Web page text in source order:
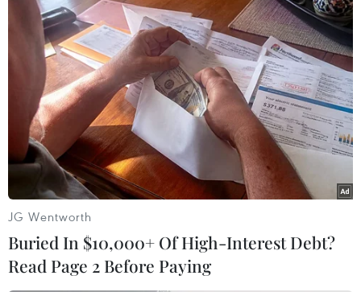
TIN CÙNG CHUYÊN MỤC
Dắt chó đi dạo không đúng quy
định, bị phạt đến 2 triệu đồng?
08/08/2026 04:16
Thổ Nhĩ Kỳ tăng cường truy quét IS,
bắt giữ hơn 100 nghi phạm
JG Wentworth
Buried In $10,000+ Of High-Interest Debt?
Read Page 2 Before Paying